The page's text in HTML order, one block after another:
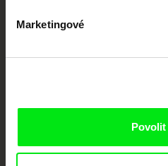
Marketingové
Povolit